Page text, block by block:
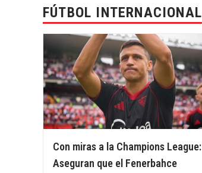
FÚTBOL INTERNACIONAL
Con miras a la Champions League:
Aseguran que el Fenerbahce